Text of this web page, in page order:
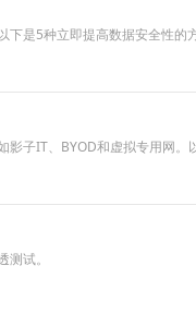
是5种立即提高数据安全性的方
子IT、BYOD和虚拟专用网。
试。